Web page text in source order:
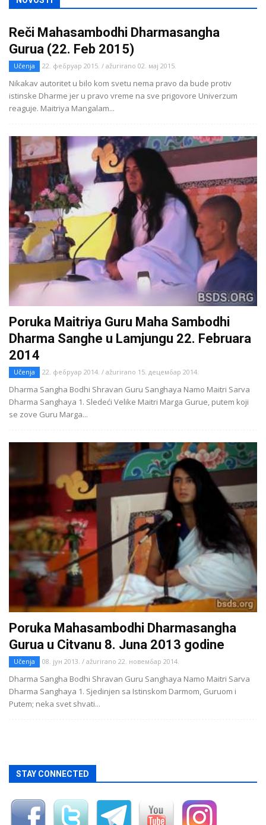
Reči Mahasambodhi Dharmasangha
Gurua (22. Feb 2015)
Učenja 22. фебруар 2015. / ažurirano 02. мај 2015.
Nikakav autoritet u bilo kom svetu nema pravo da bude protiv
istinske Dharme jer u pravo vreme na sve prigovore Univerzum
reaguje. Maitriya Mangalam...
Poruka Maitriya Guru Maha Sambodhi
Dharma Sanghe u Lamjungu 22. Februara
2014
Učenja 22. фебруар 2014. / ažurirano 15. децембар 2014.
Dharma Sangha Bodhi Shravan Guru Sanghaya Namo Maitri Sarva
Dharma Sanghaya 1. Sledeći Velike Maitri Marga Gurue, putem koji
se zove Guru Marga...
Poruka Mahasambodhi Dharmasangha
Gurua u Citvanu 8. Juna 2013 godine
Učenja 08. јун 2013. / ažurirano 22. новембар 2014.
Dharma Sangha Bodhi Shravan Guru Sanghaya Namo Maitri Sarva
Dharma Sanghaya 1. Sjedinjen sa Istinskom Darmom, Guruom i
Putem; neka svet shvati...
STAY CONNECTED